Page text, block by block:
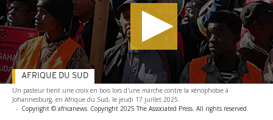
Un pasteur tient une croix en bois lors d'une marche contre la xénophobie à
Johannesburg, en Afrique du Sud, le jeudi 17 juillet 2025.
- Copyright © africanews Copyright 2025 The Associated Press. All rights reserved.
AFRIQUE DU SUD